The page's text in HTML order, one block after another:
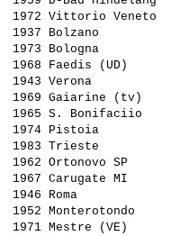
1972 Vittorio
1937 Bolzano
1973 Bologna
1968 Faedis (UD)
1943 Verona
1969 Gaiarine (tv)
1965 S. Bonifaciio
1974 Pistoia
1983 Trieste
1962 Ortonovo SP
1967 Carugate MI
1946 Roma
1952 Monterotondo
1971 Mestre (VE)